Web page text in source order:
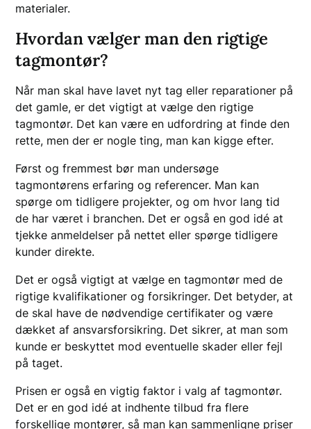
materialer.
Hvordan vælger man den rigtige
tagmontør?
Når man skal have lavet nyt tag eller reparationer på
det gamle, er det vigtigt at vælge den rigtige
tagmontør. Det kan være en udfordring at finde den
rette, men der er nogle ting, man kan kigge efter.
Først og fremmest bør man undersøge
tagmontørens erfaring og referencer. Man kan
spørge om tidligere projekter, og om hvor lang tid
de har været i branchen. Det er også en god idé at
tjekke anmeldelser på nettet eller spørge tidligere
kunder direkte.
Det er også vigtigt at vælge en tagmontør med de
rigtige kvalifikationer og forsikringer. Det betyder, at
de skal have de nødvendige certifikater og være
dækket af ansvarsforsikring. Det sikrer, at man som
kunde er beskyttet mod eventuelle skader eller fejl
på taget.
Prisen er også en vigtig faktor i valg af tagmontør.
Det er en god idé at indhente tilbud fra flere
forskellige montører, så man kan sammenligne priser